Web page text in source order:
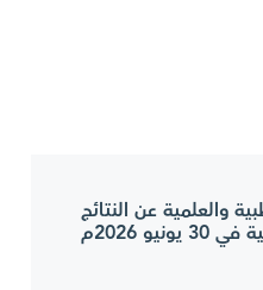
والعلمية عن النتائج
المالية الأولية للفترة المنتهية في 30 يونيو 2026م